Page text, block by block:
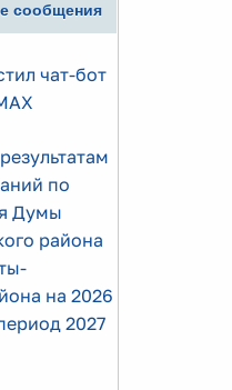
сообщения
чат-бот
по
Думы
района
на 2026
2027